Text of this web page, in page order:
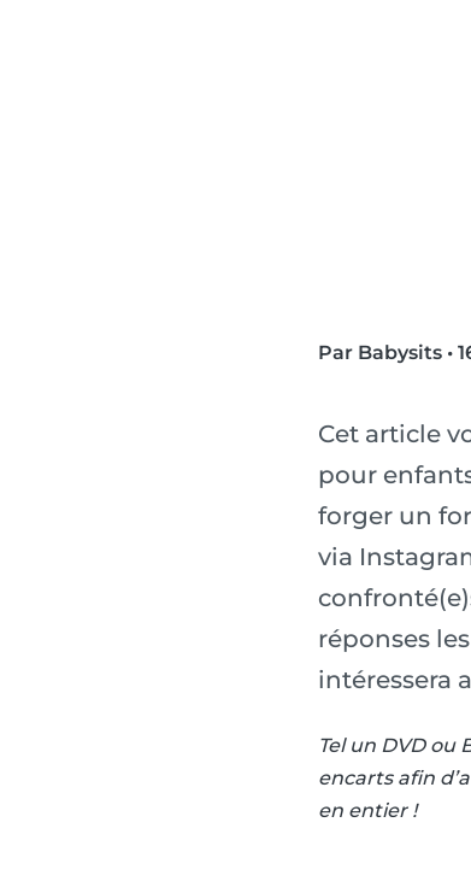
Par Babysits •
Cet article
pour
forger un
via
réponses
intéressera
Tel un DVD ou
encarts afin
en entier !